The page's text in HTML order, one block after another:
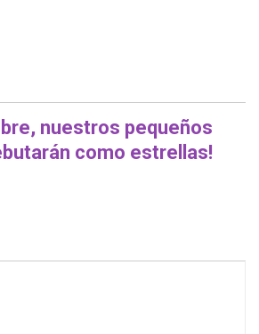
nuestros pequeños
como estrellas!